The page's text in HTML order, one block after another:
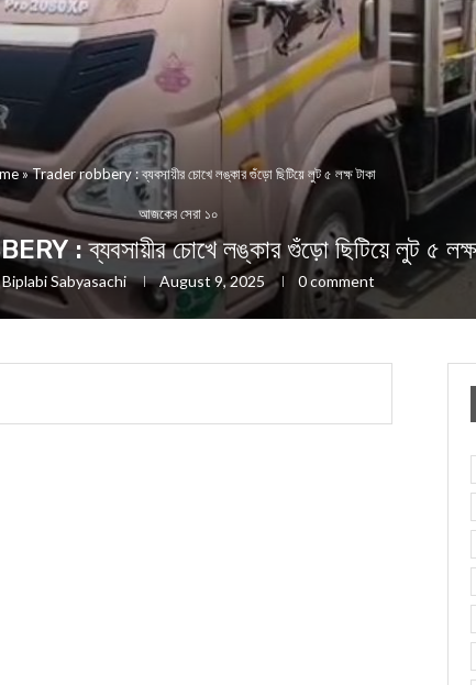
»Trader robbery : ব্যবসায়ীর চোখে লঙ্কার গুঁড়ো ছিটিয়ে লুট ৫ লক্ষ টাকা
আজকের সেরা ১০
: ব্যবসায়ীর চোখে লঙ্কার গুঁড়ো ছিটিয়ে লুট ৫ লক্ষ
Biplabi Sabyasachi August 9, 2025 0 comment